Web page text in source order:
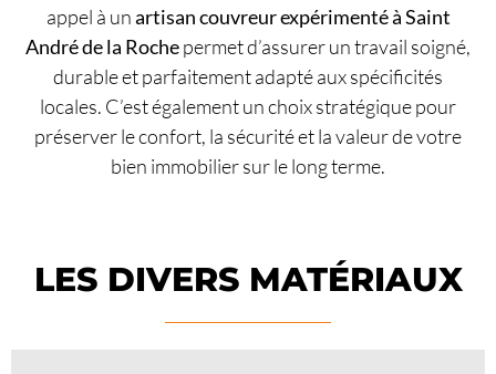
appel à unartisan couvreur expérimenté à Saint
André de la Rochepermet d’assurer un travail soigné,
durable et parfaitement adapté aux spécificités
locales. C’est également un choix stratégique pour
préserver le confort, la sécurité et la valeur de votre
bien immobilier sur le long terme.
LES DIVERS MATÉRIAUX